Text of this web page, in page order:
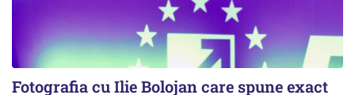
Fotografia cu Ilie Bolojan care spune exact